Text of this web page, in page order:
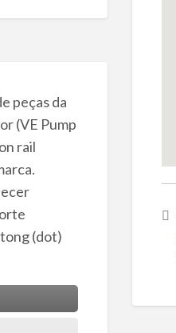
peças da
(VE Pump
rail
(dot)